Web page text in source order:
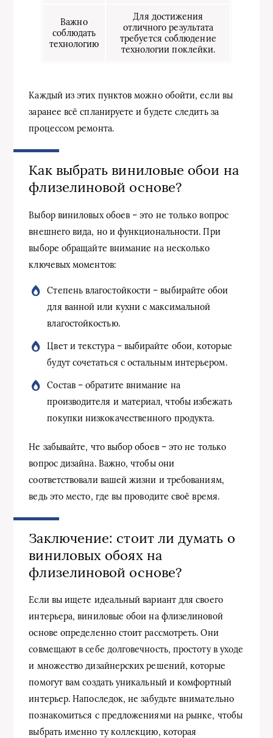
Важно
соблюдать
технологию
Для достижения
отличного результата
требуется соблюдение
технологии поклейки.
Каждый из этих пунктов можно обойти, если вы
заранее всё спланируете и будете следить за
процессом ремонта.
Как выбрать виниловые обои на
флизелиновой основе?
Выбор виниловых обоев – это не только вопрос
внешнего вида, но и функциональности. При
выборе обращайте внимание на несколько
ключевых моментов:
Степень влагостойкости – выбирайте обои
для ванной или кухни с максимальной
влагостойкостью.
Цвет и текстура – выбирайте обои, которые
будут сочетаться с остальным интерьером.
Состав – обратите внимание на
производителя и материал, чтобы избежать
покупки низкокачественного продукта.
Не забывайте, что выбор обоев – это не только
вопрос дизайна. Важно, чтобы они
соответствовали вашей жизни и требованиям,
ведь это место, где вы проводите своё время.
Заключение: стоит ли думать о
виниловых обоях на
флизелиновой основе?
Если вы ищете идеальный вариант для своего
интерьера, виниловые обои на флизелиновой
основе определенно стоит рассмотреть. Они
совмещают в себе долговечность, простоту в уходе
и множество дизайнерских решений, которые
помогут вам создать уникальный и комфортный
интерьер. Напоследок, не забудьте внимательно
познакомиться с предложениями на рынке, чтобы
выбрать именно ту коллекцию, которая